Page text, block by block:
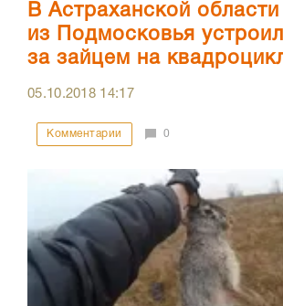
В Астраханской
из Подмосковья
за зайцем на
05.10.2018 14:17
Комментарии 0